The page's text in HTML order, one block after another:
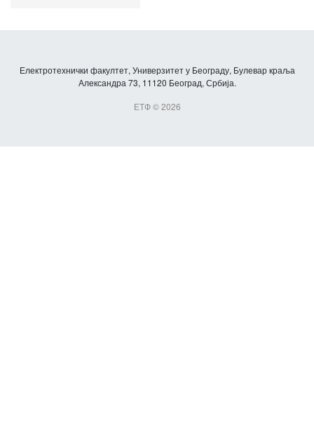
Електротехнички факултет, Универзитет у Београду, Булевар краља
Александра 73, 11120 Београд, Србија.
ЕТФ © 2026